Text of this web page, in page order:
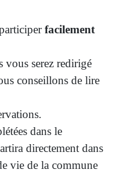
facilement
vous serez redirigé
conseillons de lire
dans le
directement dans
vie de la commune